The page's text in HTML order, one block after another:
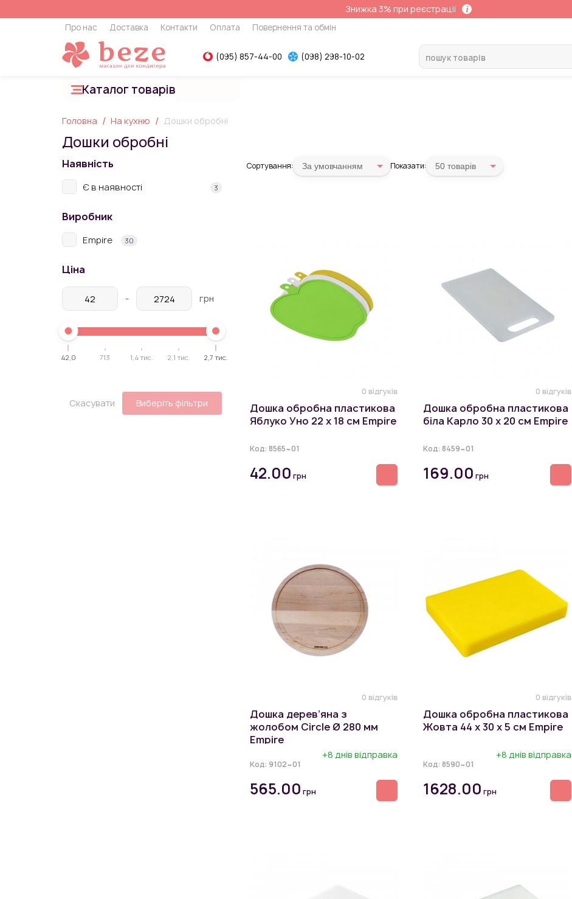
Знижка 3% при реєстрації
Про нас Доставка Контакти Оплата Повернення та обмін
(095) 857-44-00
(098) 298-10-02
Каталог товарів
Головна На кухню Дошки обробні
Дошки обробні
Наявність
Є в наявності 3
Виробник
Empire 30
Ціна
- грн
42,0 713 1,4 тис. 2,1 тис. 2,7 тис.
Скасувати Виберіть фільтри
Сортування: За умовчанням Показати: 50 товарiв
0 відгуків
Дошка обробна пластикова
Яблуко Уно 22 х 18 см Empire
Код: 8565~01
42.00 грн
0 відгуків
Дошка обробна пластикова
біла Карло 30 х 20 см Empire
Код:8459~01
169.00 грн
0 відгуків
Дошка дерев’яна з
жолобом Circle Ø 280 мм
Empire
+8 днів відправка
Код: 9102~01
565.00 грн
0 відгуків
Дошка обробна пластикова
Жовта 44 х 30 х 5 см Empire
+8 днів відправка
Код:8590~01
1628.00 грн